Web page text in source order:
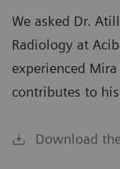
We asked Dr.
Radiology at
experienced
contributes to
Download